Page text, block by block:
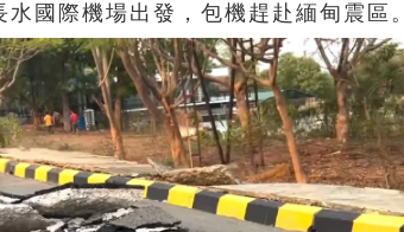
國際機場出發，包機趕赴緬甸震區。